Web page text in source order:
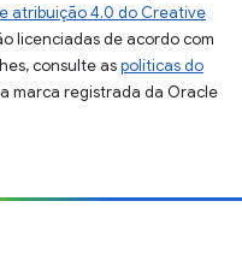
atribuição 4.0 do Creative
licenciadas de acordo com
consulte aspolíticas do
marca registrada da Oracle